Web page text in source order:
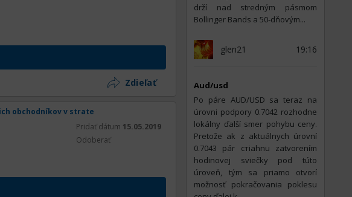
your work.
Zdieľať
obchodníkov v strate
Pridať dátum 15.05.2019
Odoberať
drží nad stredným pásmom
Bollinger Bands a 50‑dňovým...
glen21 19:16
Aud/usd
Po páre AUD/USD sa teraz na
úrovni podpory 0.7042 rozhodne
lokálny ďalší smer pohybu ceny.
Pretože ak z aktuálnych úrovní
0.7043 pár стiahnu zatvorením
hodinovej sviečky pod túto
úroveň, tým sa priamo otvorí
možnosť pokračovania poklesu